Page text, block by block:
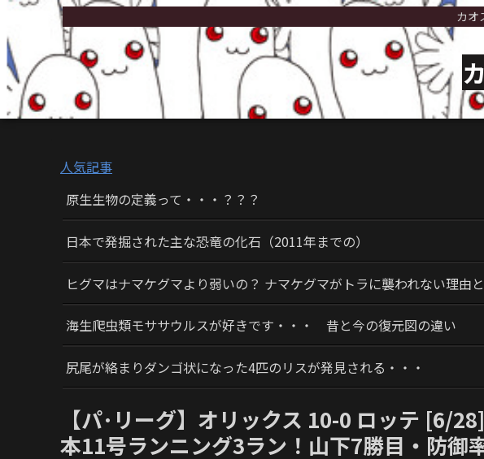
カオ
人気記事
原生生物の定義って・・・？？？
日本で発掘された主な恐竜の化石（2011年までの）
ヒグマはナマケグマより弱いの？ ナマケグマがトラに襲われない理由
海生爬虫類モササウルスが好きです・・・ 昔と今の復元図の違い
尻尾が絡まりダンゴ状になった4匹のリスが発見される・・・
【パ･リーグ】オリックス 10-0 ロッテ [6/
本11号ランニング3ラン！山下7勝目・防